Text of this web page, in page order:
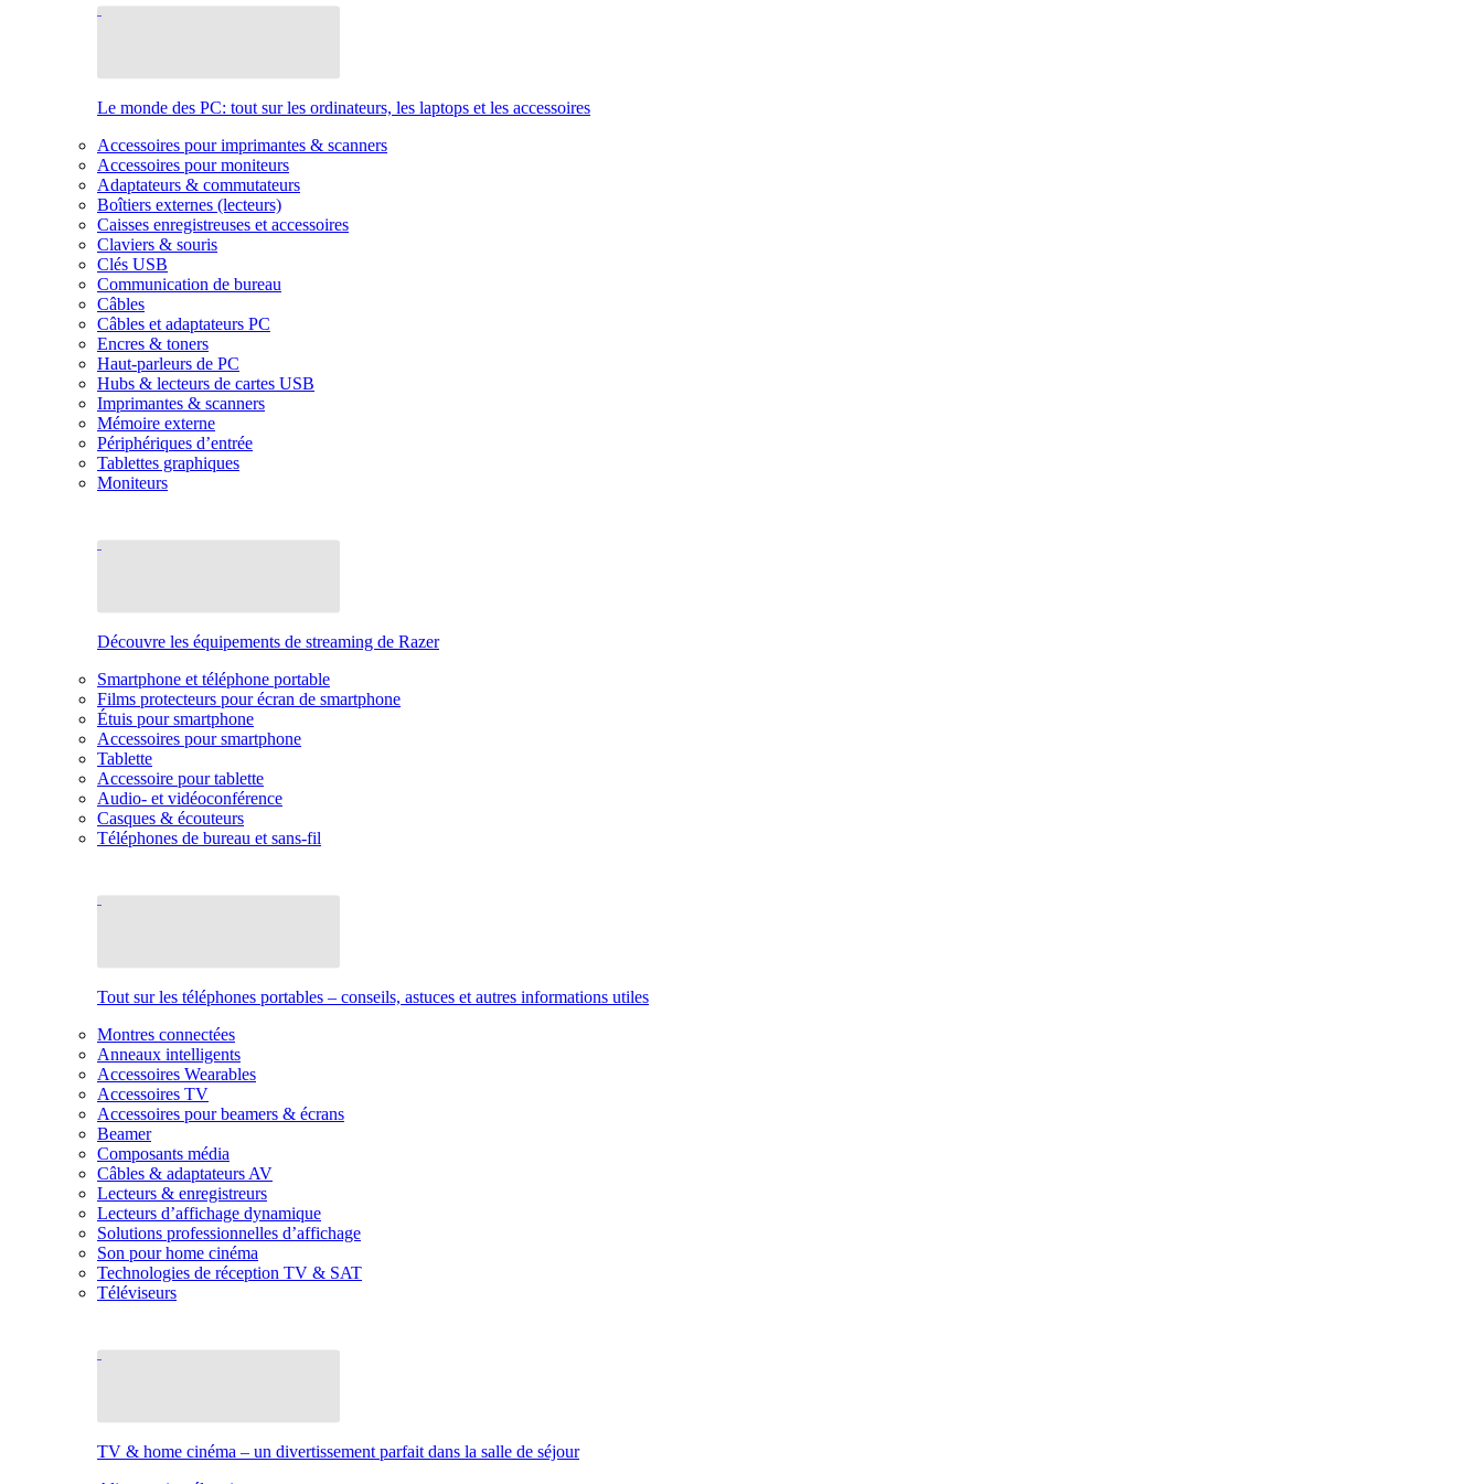
Le monde des PC: tout sur les ordinateurs, les laptops et les accessoires
Accessoires pour imprimantes & scanners
Accessoires pour moniteurs
Adaptateurs & commutateurs
Boîtiers externes (lecteurs)
Caisses enregistreuses et accessoires
Claviers & souris
Clés USB
Communication de bureau
Câbles
Câbles et adaptateurs PC
Encres & toners
Haut-parleurs de PC
Hubs & lecteurs de cartes USB
Imprimantes & scanners
Mémoire externe
Périphériques d’entrée
Tablettes graphiques
Moniteurs
Découvre les équipements de streaming de Razer
Smartphone et téléphone portable
Films protecteurs pour écran de smartphone
Étuis pour smartphone
Accessoires pour smartphone
Tablette
Accessoire pour tablette
Audio- et vidéoconférence
Casques & écouteurs
Téléphones de bureau et sans-fil
Tout sur les téléphones portables – conseils, astuces et autres informations utiles
Montres connectées
Anneaux intelligents
Accessoires Wearables
Accessoires TV
Accessoires pour beamers & écrans
Beamer
Composants média
Câbles & adaptateurs AV
Lecteurs & enregistreurs
Lecteurs d’affichage dynamique
Solutions professionnelles d’affichage
Son pour home cinéma
Technologies de réception TV & SAT
Téléviseurs
TV & home cinéma – un divertissement parfait dans la salle de séjour